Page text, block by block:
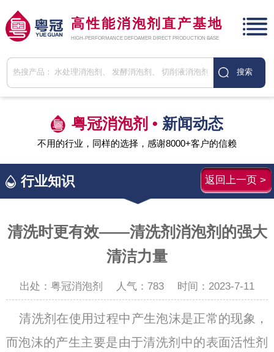
高性能消泡剂直产基地
HIGH-PERFORMANCE DEFOAMER DIRECT PRODUCTION BASE
粤冠消泡剂 • 新闻动态
不用的行业，同样的选择，感谢8000+客户的信赖
行业知识 返回上一页 >
清洗时更有效——清洗剂消泡剂的强大
清洁力量
出处：粤冠消泡剂 人气： 783 时间：2023-7-11
清洗剂在使用过程中产生泡沫是正常的现象，
而泡沫的产生主要是由于清洗剂中的表面活性剂